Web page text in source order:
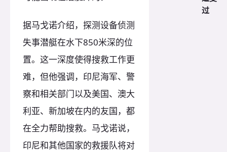
据马戈诺介绍，探测设备侦测
失事潜艇在水下850米深的位
置。这一深度使得搜救工作更
难，但他强调，印尼海军、警
察和相关部门以及美国、澳大
利亚、新加坡在内的友国，都
在全力帮助搜救。马戈诺说，
印尼和其他国家的救援队将对
过